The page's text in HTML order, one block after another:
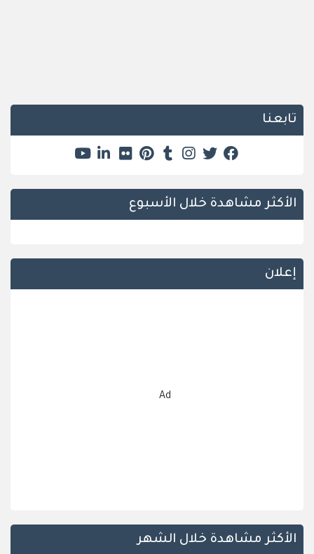
تابعنا
الأكثر مشاهدة خلال الأسبوع
إعلان
Ad
الأكثر مشاهدة خلال الشهر